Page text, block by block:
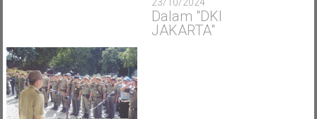
Dalam "DKI
JAKARTA"